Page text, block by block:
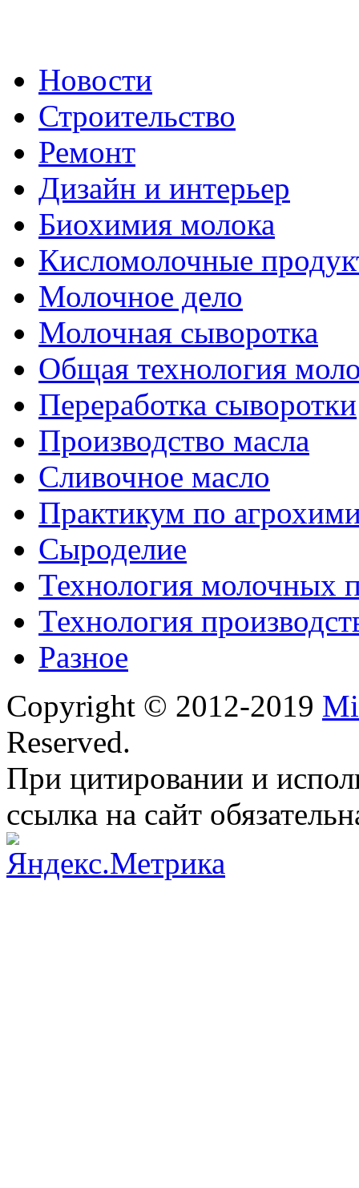
Новости
Строительство
Ремонт
Дизайн и интерьер
Биохимия молока
Кисломолочные
Молочное дело
Молочная сыворотка
Общая технология
Переработка сыворотки
Производство масла
Сливочное масло
Практикум по
Сыроделие
Технология молочных
Технология
Разное
Copyright © 2012-2019
Reserved.
При цитировании и
ссылка на сайт